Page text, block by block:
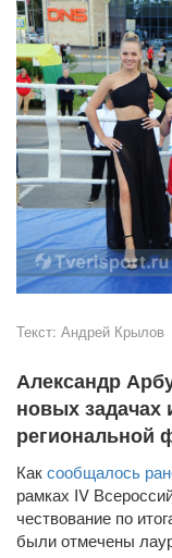
Текст: Андрей Крылов
Александр
новых
региональной
Каксообщалось
рамках IV
чествование по
были отмечены